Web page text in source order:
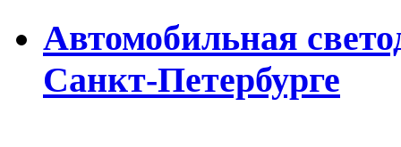
Автомобильная
Санкт-Петербурге